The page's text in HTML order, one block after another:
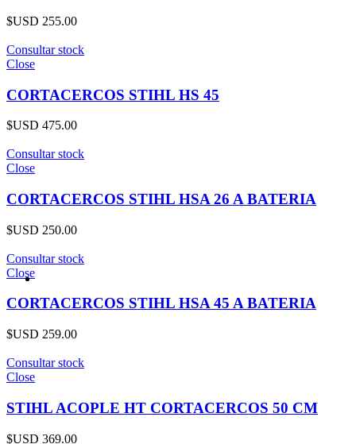
$USD 255.00
Consultar stock
Close
CORTACERCOS STIHL HS 45
$USD 475.00
Consultar stock
Close
CORTACERCOS STIHL HSA 26 A BATERIA
$USD 250.00
Consultar stock
Close
CORTACERCOS STIHL HSA 45 A BATERIA
$USD 259.00
Consultar stock
Close
STIHL ACOPLE HT CORTACERCOS 50 CM
$USD 369.00